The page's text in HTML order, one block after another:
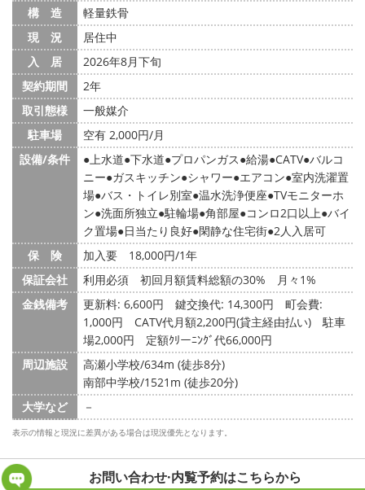
構 造
軽量鉄骨
現 況
居住中
入 居
2026年8月下旬
契約期間
2年
取引態様
一般媒介
駐車場
空有 2,000円/月
設備/条件
上水道 下水道 プロパンガス 給湯 CATV バルコ
ニー ガスキッチン シャワー エアコン 室内洗濯置
場 バス・トイレ別室 温水洗浄便座 TVモニターホ
ン 洗面所独立 駐輪場 角部屋 コンロ2口以上 バイ
ク置場 日当たり良好 閑静な住宅街 2人入居可
保 険
加入要 18,000円/1年
保証会社
利用必須 初回月額賃料総額の30% 月々1%
金銭備考
更新料: 6,600円 鍵交換代: 14,300円
町会費:
1,000円
CATV代月額2,200円(貸主経由払い) 駐車
場2,000円 定額ｸﾘーﾆﾝｸﾞ代66,000円
周辺施設
高瀬小学校/634m (徒歩8分)
南部中学校/1521m (徒歩20分)
大学など
－
表示の情報と現況に差異がある場合は現況優先となります。
お問い合わせ·内覧予約はこちらから